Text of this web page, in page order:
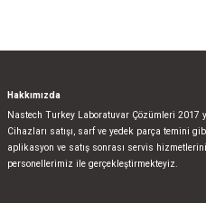
Hakkımızda
Nastech Turkey Laboratuvar Çözümleri 2017
Cihazları satışı, sarf ve yedek parça temini
aplikasyon ve satış sonrası servis
personellerimiz ile gerçekleştirmekteyiz.